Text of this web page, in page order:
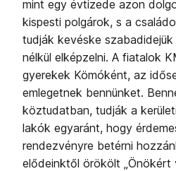
mint egy évtizede azon
kispesti polgárok, s a
tudják kevéske
nélkül elképzelni. A fiatalok
gyerekek Kömóként, az
emlegetnek bennünket.
köztudatban, tudják a
lakók egyaránt, hogy
rendezvényre betérni
elődeinktől örökölt „Önökért